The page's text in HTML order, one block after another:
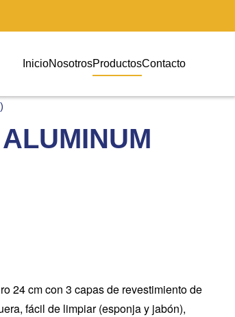
InicioNosotrosProductosContacto
24 cm con 3 capas de revestimiento de
fácil de limpiar (esponja y jabón),